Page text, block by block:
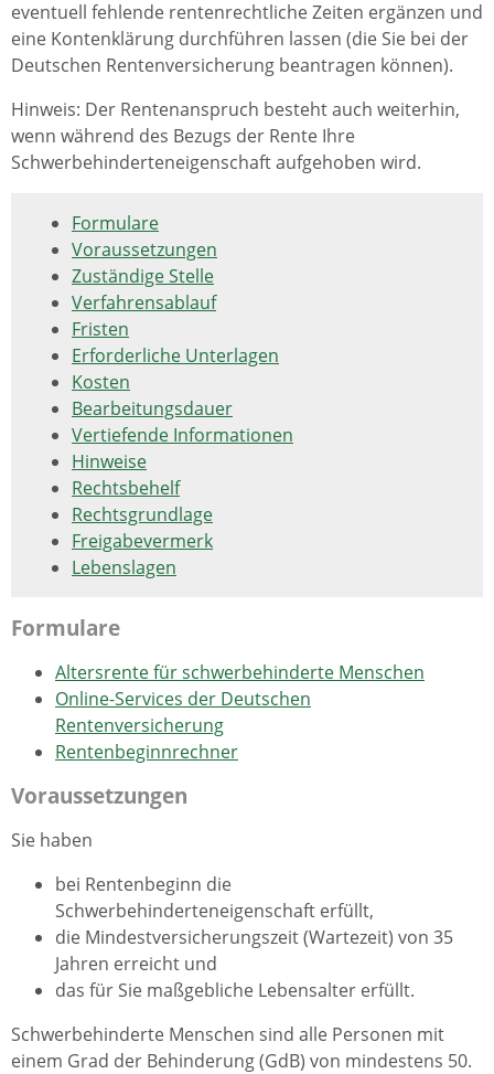
eventuell fehlende rentenrechtliche Zeiten ergänzen und
eine Kontenklärung durchführen lassen (die Sie bei der
Deutschen Rentenversicherung beantragen können).
Hinweis: Der Rentenanspruch besteht auch weiterhin,
wenn während des Bezugs der Rente Ihre
Schwerbehinderteneigenschaft aufgehoben wird.
Formulare
Voraussetzungen
Zuständige Stelle
Verfahrensablauf
Fristen
Erforderliche Unterlagen
Kosten
Bearbeitungsdauer
Vertiefende Informationen
Hinweise
Rechtsbehelf
Rechtsgrundlage
Freigabevermerk
Lebenslagen
Formulare
Altersrente für schwerbehinderte Menschen
Online-Services der Deutschen
Rentenversicherung
Rentenbeginnrechner
Voraussetzungen
Sie haben
bei Rentenbeginn die
Schwerbehinderteneigenschaft erfüllt,
die Mindestversicherungszeit (Wartezeit) von 35
Jahren erreicht und
das für Sie maßgebliche Lebensalter erfüllt.
Schwerbehinderte Menschen sind alle Personen mit
einem Grad der Behinderung (GdB) von mindestens 50.